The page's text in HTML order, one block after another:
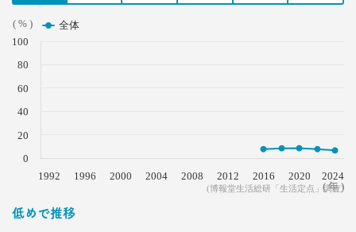
ビッグデータ分析ツール3選
–日経クロストレンド 連載㉕–
生活総研 主席研究員
( 年 )
( % )
(博報堂生活総研「生活定点」調査)
全体
1992 1996 2000 2004 2008 2012 2016 2020 2024
0
20
40
60
80
100
低めで推移